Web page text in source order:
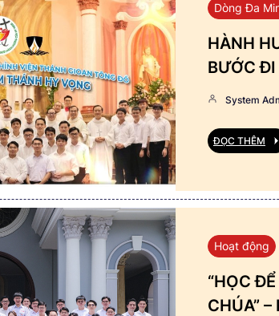
Dòng Đa
HÀNH
BƯỚC ĐI
System
ĐỌC THÊM
Hoạt động
“HỌC
CHÚA”